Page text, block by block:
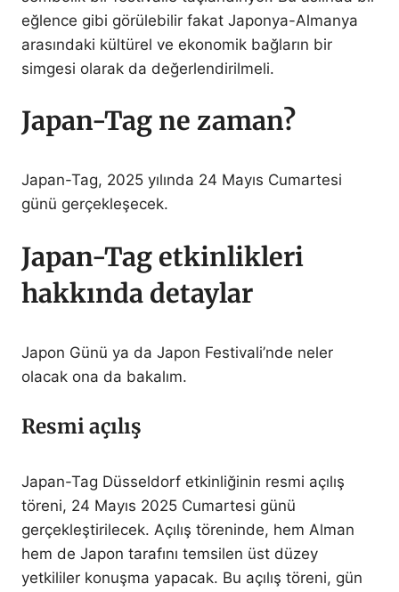
eğlence gibi görülebilir fakat Japonya-Almanya
arasındaki kültürel ve ekonomik bağların bir
simgesi olarak da değerlendirilmeli.
Japan-Tag ne zaman?
Japan-Tag, 2025 yılında 24 Mayıs Cumartesi
günü gerçekleşecek.
Japan-Tag etkinlikleri
hakkında detaylar
Japon Günü ya da Japon Festivali’nde neler
olacak ona da bakalım.
Resmi açılış
Japan-Tag Düsseldorf etkinliğinin resmi açılış
töreni, 24 Mayıs 2025 Cumartesi günü
gerçekleştirilecek. Açılış töreninde, hem Alman
hem de Japon tarafını temsilen üst düzey
yetkililer konuşma yapacak. Bu açılış töreni, gün